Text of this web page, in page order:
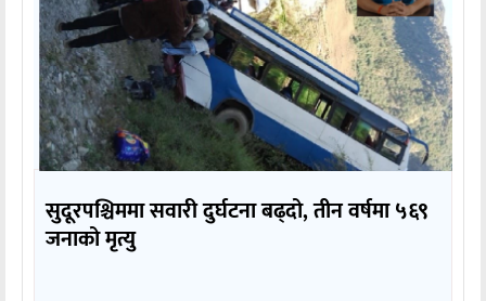
सुदूरपश्चिममा सवारी दुर्घटना बढ्दो, तीन वर्षमा ५६९
जनाको मृत्यु